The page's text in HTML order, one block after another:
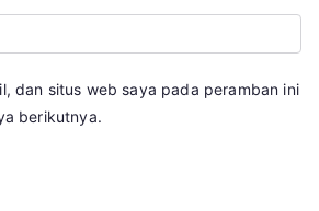
dan situs web saya pada peramban ini
berikutnya.